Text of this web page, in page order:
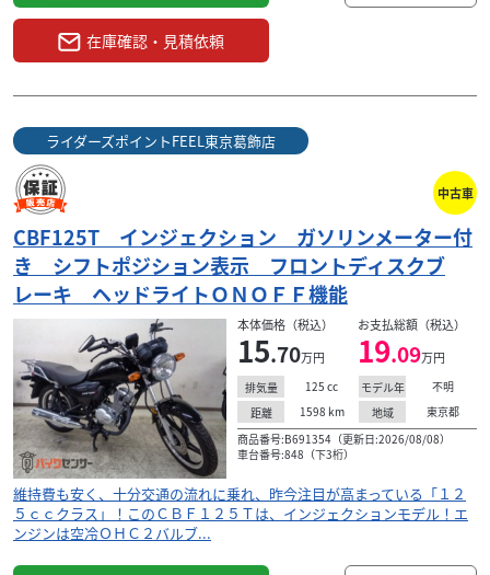
ホンダ
CBR250R MC41 オールブラック インジ...
本体価格:19.90万円（税込）
人気のオールブラックのＣＢＲ２５０Ｒ！しかも安心の
ノーマル車です！ＣＢＲ２５０Ｒは、２０１１年に２４９
ｃｃの水冷４スト単気筒ＤＯＨＣ４バルブエンジンを、ト...
在庫確認・見積依頼
ライダーズポイントFEEL東京葛飾店
中古車
CBF125T インジェクション ガソリンメーター付
き シフトポジション表示 フロントディスクブ
レーキ ヘッドライトＯＮＯＦＦ機能
本体価格（税込）
15.70万円
お支払総額（税込）
19.09万円
排気量 125 cc モデル年
不明
距離
1598 km 地域
東京都
商品番号:B691354（更新日:2026/08/08）
車台番号:848（下3桁）
維持費も安く、十分交通の流れに乗れ、昨今注目が高まっている「１２
５ｃｃクラス」！このＣＢＦ１２５Ｔは、インジェクションモデル！エ
ンジンは空冷ＯＨＣ２バルブ...